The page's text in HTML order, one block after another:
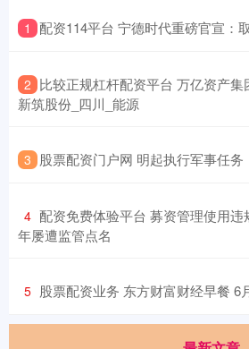
1 配资114平台 宁德时代重磅官宣：
2 比较正规杠杆配资平台 万亿资产集
新筑股份_四川_能源
3 股票配资门户网 明起执行军事任务
4 配资免费体验平台 募资管理使用
年屡遭监管点名
5 股票配资业务 东方财富财经早餐 6